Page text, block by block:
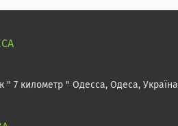
" 7 километр " Одесса, Одеса, Україна